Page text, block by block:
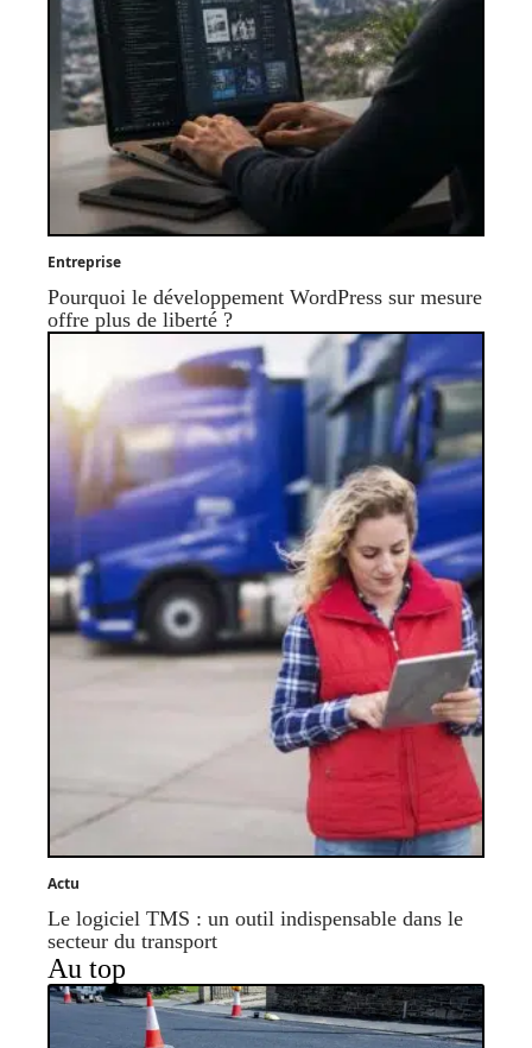
Entreprise
Pourquoi le développement WordPress sur mesure
offre plus de liberté ?
Actu
Le logiciel TMS : un outil indispensable dans le
secteur du transport
Au top